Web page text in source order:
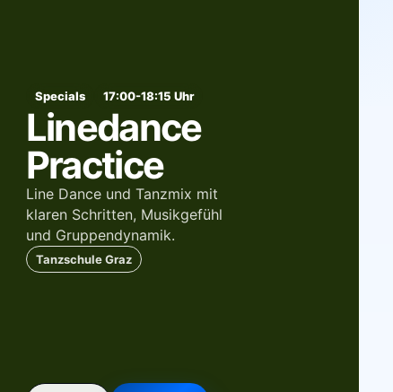
Specials 17:00-18:15 Uhr
Linedance
Practice
Line Dance und Tanzmix mit
klaren Schritten, Musikgefühl
und Gruppendynamik.
Tanzschule Graz